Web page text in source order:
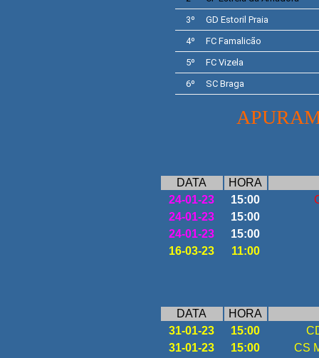
3º
GD Estoril Praia
4º
FC Famalicão
5º
FC Vizela
6º
SC Braga
DATA
HORA
24-01-23
15:00
24-01-23
15:00
24-01-23
15:00
16-03-23
11:00
DATA
HORA
31-01-23
15:00
31-01-23
15:00
CS